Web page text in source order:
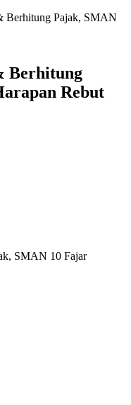
Berhitung Pajak, SMAN
Berhitung
Rebut
SMAN 10 Fajar